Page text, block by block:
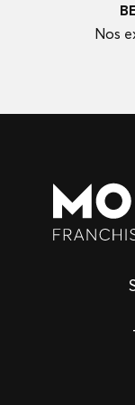
Nos